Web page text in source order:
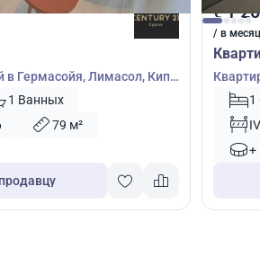
в Гермасойя, Лимасол, Кипр
1 Ванных
79 м²
€1
/ в
1